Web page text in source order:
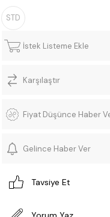
STD
İstek Listeme Ekle
Karşılaştır
Fiyat Düşünce Haber
Gelince Haber Ver
Tavsiye Et